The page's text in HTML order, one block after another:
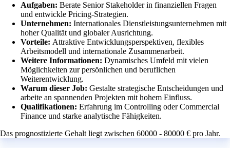
Aufgaben: Berate Senior Stakeholder in finanziellen Fragen
und entwickle Pricing-Strategien.
Unternehmen: Internationales Dienstleistungsunternehmen mit
hoher Qualität und globaler Ausrichtung.
Vorteile: Attraktive Entwicklungsperspektiven, flexibles
Arbeitsmodell und internationale Zusammenarbeit.
Weitere Informationen: Dynamisches Umfeld mit vielen
Möglichkeiten zur persönlichen und beruflichen
Weiterentwicklung.
Warum dieser Job: Gestalte strategische Entscheidungen und
arbeite an spannenden Projekten mit hohem Einfluss.
Qualifikationen: Erfahrung im Controlling oder Commercial
Finance und starke analytische Fähigkeiten.
Das prognostizierte Gehalt liegt zwischen 60000 - 80000 € pro Jahr.